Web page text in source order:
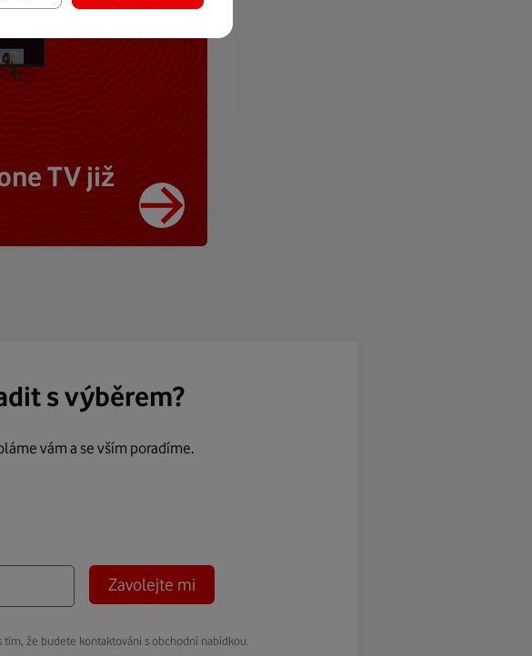
TV již
s výběrem?
vám a se vším poradíme.
Zavolejte mi
že budete kontaktováni s obchodní nabídkou.